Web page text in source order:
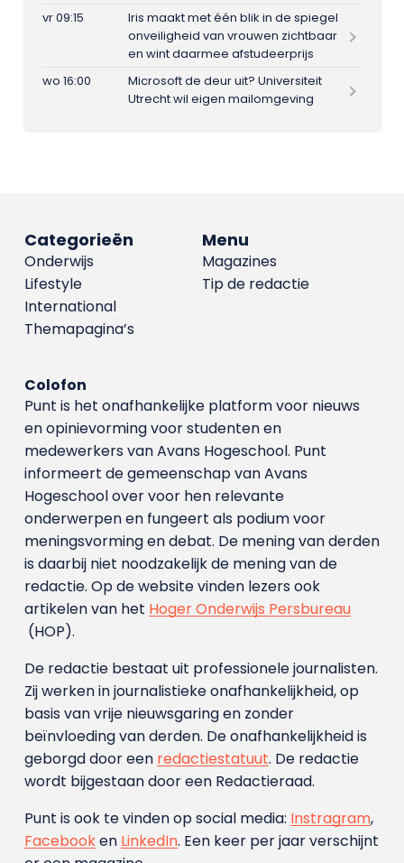
vr 09:15
Iris maakt met één blik in de spiegel
onveiligheid van vrouwen zichtbaar
en wint daarmee afstudeerprijs
wo 16:00
Microsoft de deur uit? Universiteit
Utrecht wil eigen mailomgeving
Menu
Magazines
Tip de redactie
Categorieën
Onderwijs
Lifestyle
International
Themapagina’s
Colofon
Punt is het onafhankelijke platform voor nieuws
en opinievorming voor studenten en
medewerkers van Avans Hoge­school. Punt
informeert de gemeenschap van Avans
Hogeschool over voor hen relevante
onderwerpen en fungeert als podium voor
meningsvorming en debat. De mening van derden
is daarbij niet noodzakelijk de mening van de
redactie. Op de website vinden lezers ook
artikelen van het Hoger Onderwijs Persbureau
(HOP).
De redactie bestaat uit professionele journalisten.
Zij werken in journalistieke onafhankelijkheid, op
basis van vrije nieuwsgaring en zonder
beïnvloeding van derden. De onafhankelijkheid is
geborgd door een redactiestatuut. De redactie
wordt bijgestaan door een Redactieraad.
Punt is ook te vinden op social media: Instragram,
Facebooken LinkedIn. Een keer per jaar verschijnt